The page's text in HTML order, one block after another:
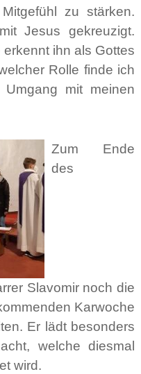
zu stärken.
Jesus gekreuzigt.
ihn als Gottes
Rolle finde ich
mit meinen
Zum Ende
des
Slavomir noch die
Karwoche
Er lädt besonders
welche diesmal
wird.